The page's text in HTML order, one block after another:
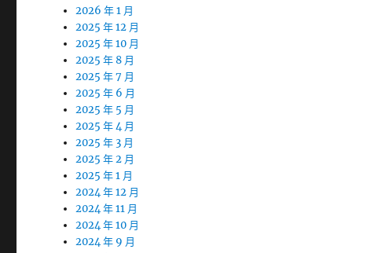
2026 年 1 月
2025 年 12 月
2025 年 10 月
2025 年 8 月
2025 年 7 月
2025 年 6 月
2025 年 5 月
2025 年 4 月
2025 年 3 月
2025 年 2 月
2025 年 1 月
2024 年 12 月
2024 年 11 月
2024 年 10 月
2024 年 9 月